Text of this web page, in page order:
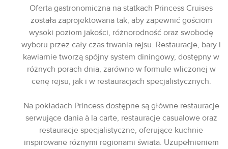
Oferta gastronomiczna na statkach Princess Cruises
została zaprojektowana tak, aby zapewnić gościom
wysoki poziom jakości, różnorodność oraz swobodę
wyboru przez cały czas trwania rejsu. Restauracje, bary i
kawiarnie tworzą spójny system diningowy, dostępny w
różnych porach dnia, zarówno w formule wliczonej w
cenę rejsu, jak i w restauracjach specjalistycznych.
Na pokładach Princess dostępne są główne restauracje
serwujące dania à la carte, restauracje casualowe oraz
restauracje specjalistyczne, oferujące kuchnie
inspirowane różnymi regionami świata. Uzupełnieniem